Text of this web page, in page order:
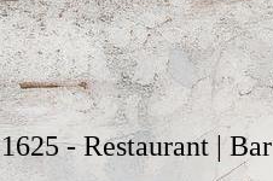
1625 - Restaurant | Bar